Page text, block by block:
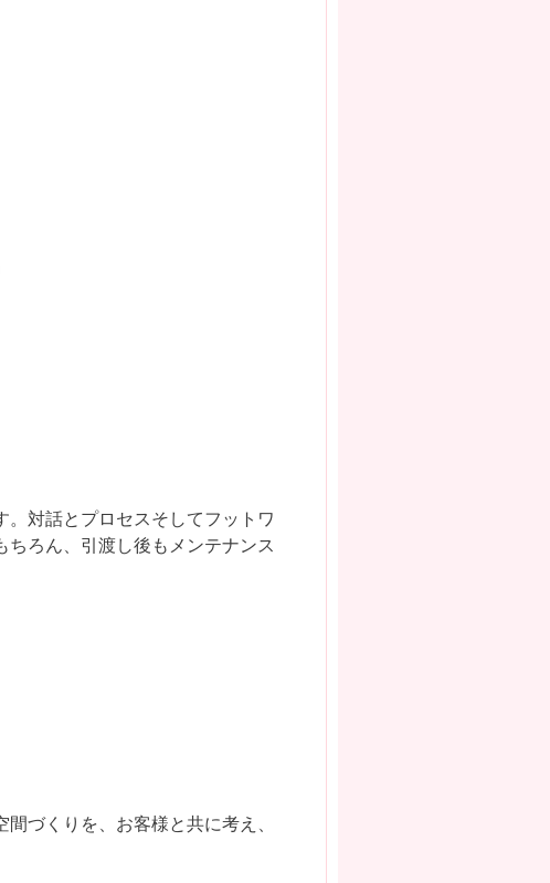
対話とプロセスそしてフットワ
ろん、引渡し後もメンテナンス
づくりを、お客様と共に考え、